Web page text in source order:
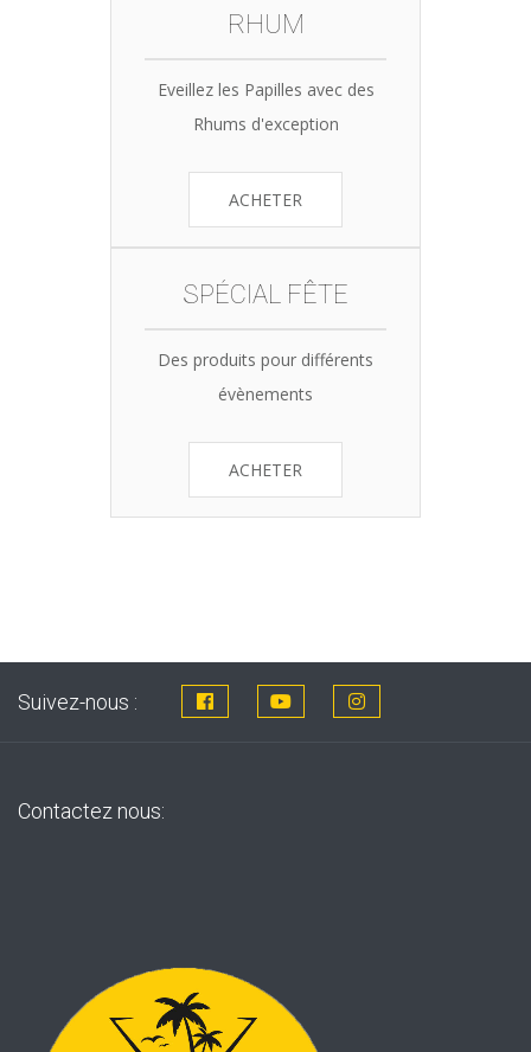
RHUM
Eveillez les Papilles avec des
Rhums d'exception
ACHETER
SPÉCIAL FÊTE
Des produits pour différents
évènements
ACHETER
Suivez-nous :
Contactez nous: